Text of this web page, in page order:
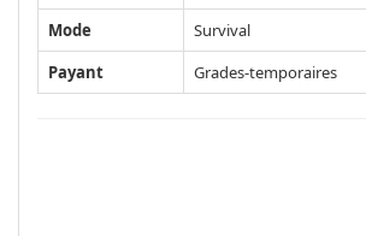
Mode
Survival
Payant
Grades-temporaires